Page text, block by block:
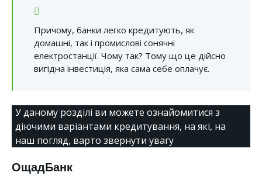
Причому, банки легко кредитують, як
домашні, так і промислові сонячні
електростанції. Чому так? Тому що це дійсно
вигідна інвестиція, яка сама себе оплачує.
У даному розділі ви можете ознайомитися з
діючими варіантами кредитування, на які, на
наш погляд, варто звернути увагу
ОщадБанк